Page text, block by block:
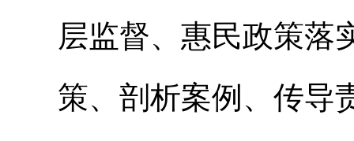
层监督、惠民政策落
策、剖析案例、传导